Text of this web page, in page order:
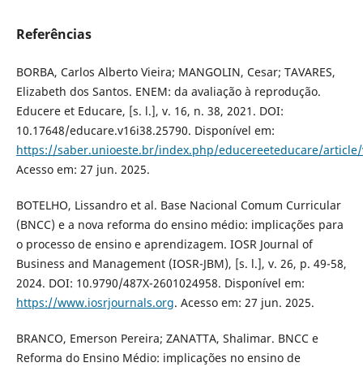
Referências
BORBA, Carlos Alberto Vieira; MANGOLIN, Cesar; TAVARES,
Elizabeth dos Santos. ENEM: da avaliação à reprodução.
Educere et Educare, [s. l.], v. 16, n. 38, 2021. DOI:
10.17648/educare.v16i38.25790. Disponível em:
https://saber.unioeste.br/index.php/educereeteducare/article/
Acesso em: 27 jun. 2025.
BOTELHO, Lissandro et al. Base Nacional Comum Curricular
(BNCC) e a nova reforma do ensino médio: implicações para
o processo de ensino e aprendizagem. IOSR Journal of
Business and Management (IOSR-JBM), [s. l.], v. 26, p. 49-58,
2024. DOI: 10.9790/487X-2601024958. Disponível em:
https://www.iosrjournals.org. Acesso em: 27 jun. 2025.
BRANCO, Emerson Pereira; ZANATTA, Shalimar. BNCC e
Reforma do Ensino Médio: implicações no ensino de